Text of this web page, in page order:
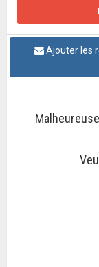
Ajouter les